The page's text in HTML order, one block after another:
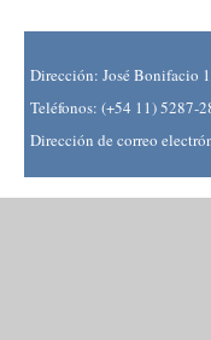
Dirección: José Bonifacio
Teléfonos: (+54 11) 5287-
Dirección de correo